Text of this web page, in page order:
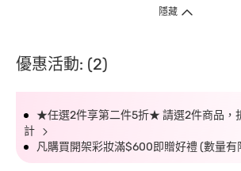
隱藏
優惠活動: (2)
★任選2件享第二件5折★ 請選2件商品，
計
凡購買開架彩妝滿$600即贈好禮 (數量有